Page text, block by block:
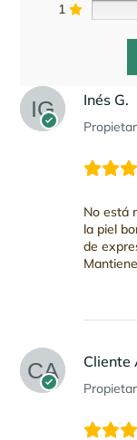
1
Inés G.
No está
la piel
de
Cliente